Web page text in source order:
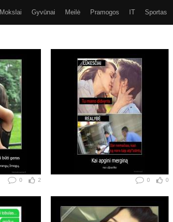
Mokslai Gyvūnai Meilė Pramogos IT Sportas
0 2 0 0